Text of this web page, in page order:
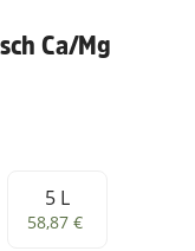
Ca/Mg
5 L
5 L
58,87 €